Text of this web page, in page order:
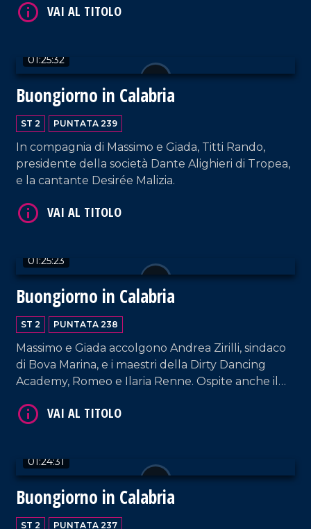
da non perdere.
01:25:32
Buongiorno in Calabria
ST 2 PUNTATA 239
In compagnia di Massimo e Giada, Titti Rando,
presidente della società Dante Alighieri di Tropea,
e la cantante Desirée Malizia.
01:25:23
Buongiorno in Calabria
ST 2 PUNTATA 238
Massimo e Giada accolgono Andrea Zirilli, sindaco
di Bova Marina, e i maestri della Dirty Dancing
Academy, Romeo e Ilaria Renne. Ospite anche il
01:24:31
Buongiorno in Calabria
ST 2 PUNTATA 237
VAI AL TITOLO